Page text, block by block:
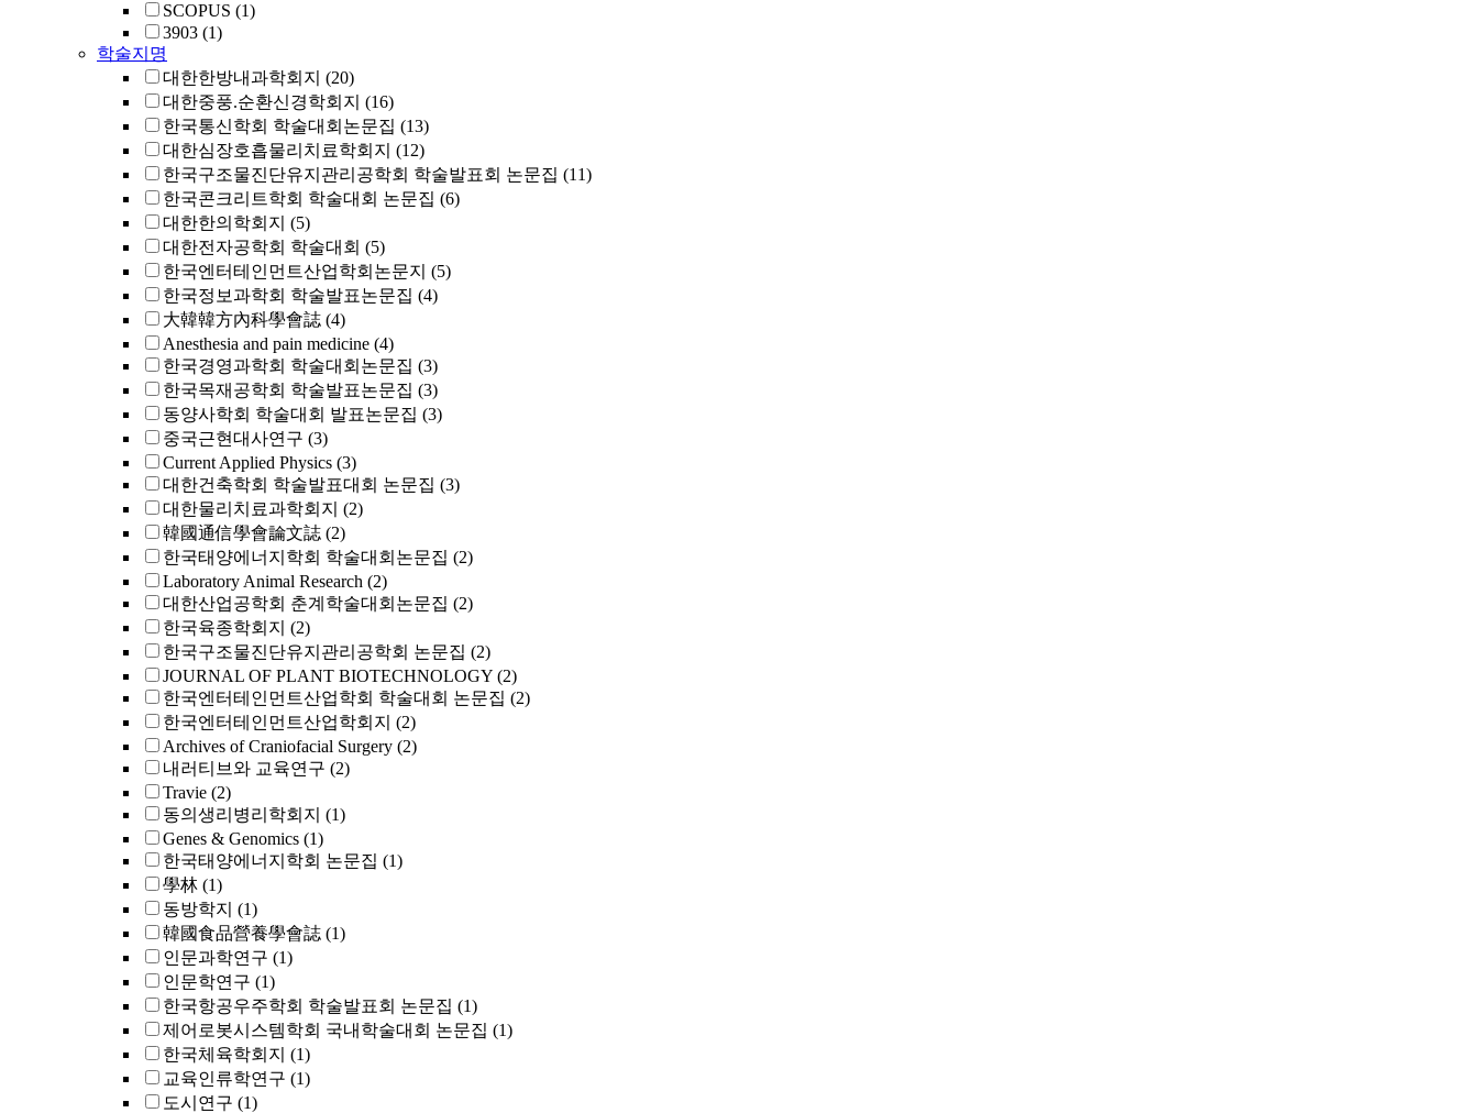
SCOPUS (1)
3903 (1)
학술지명
대한한방내과학회지 (20)
대한중풍.순환신경학회지 (16)
한국통신학회 학술대회논문집 (13)
대한심장호흡물리치료학회지 (12)
한국구조물진단유지관리공학회 학술발표회 논문집 (11)
한국콘크리트학회 학술대회 논문집 (6)
대한한의학회지 (5)
대한전자공학회 학술대회 (5)
한국엔터테인먼트산업학회논문지 (5)
한국정보과학회 학술발표논문집 (4)
大韓韓方內科學會誌 (4)
Anesthesia and pain medicine (4)
한국경영과학회 학술대회논문집 (3)
한국목재공학회 학술발표논문집 (3)
동양사학회 학술대회 발표논문집 (3)
중국근현대사연구 (3)
Current Applied Physics (3)
대한건축학회 학술발표대회 논문집 (3)
대한물리치료과학회지 (2)
韓國通信學會論文誌 (2)
한국태양에너지학회 학술대회논문집 (2)
Laboratory Animal Research (2)
대한산업공학회 춘계학술대회논문집 (2)
한국육종학회지 (2)
한국구조물진단유지관리공학회 논문집 (2)
JOURNAL OF PLANT BIOTECHNOLOGY (2)
한국엔터테인먼트산업학회 학술대회 논문집 (2)
한국엔터테인먼트산업학회지 (2)
Archives of Craniofacial Surgery (2)
내러티브와 교육연구 (2)
Travie (2)
동의생리병리학회지 (1)
Genes & Genomics (1)
한국태양에너지학회 논문집 (1)
學林 (1)
동방학지 (1)
韓國食品營養學會誌 (1)
인문과학연구 (1)
인문학연구 (1)
한국항공우주학회 학술발표회 논문집 (1)
제어로봇시스템학회 국내학술대회 논문집 (1)
한국체육학회지 (1)
교육인류학연구 (1)
도시연구 (1)